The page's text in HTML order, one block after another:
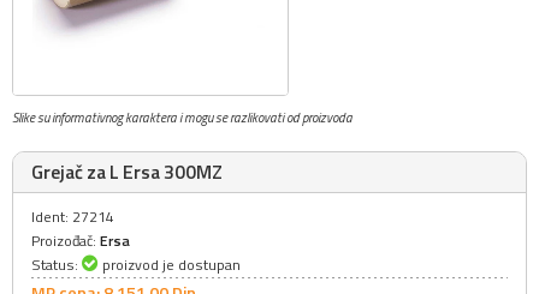
Slike su informativnog karaktera i mogu se razlikovati od proizvoda
Grejač za L Ersa 300MZ
Ident: 27214
Proizođač: Ersa
Status:
proizvod je dostupan